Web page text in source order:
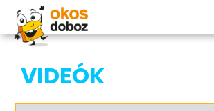
VIDEÓK